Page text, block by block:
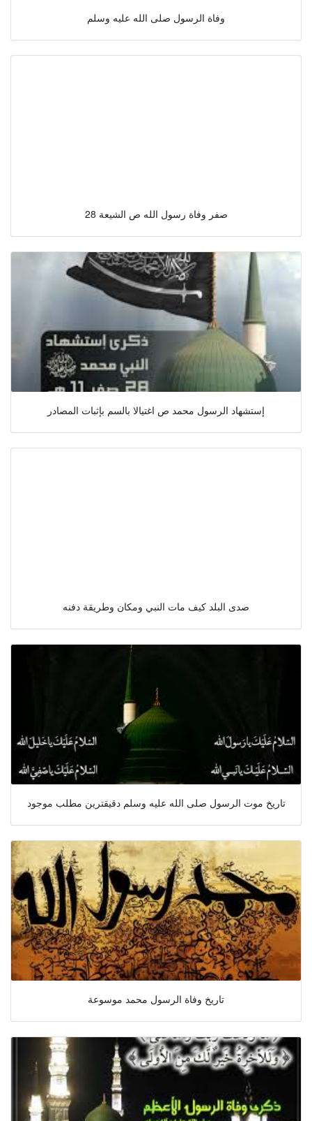
وفاة الرسول صلى الله عليه وسلم
28 صفر وفاة رسول الله ص الشیعة
إستشهاد الرسول محمد ص اغتيالا بالسم بإثبات المصادر
صدى البلد كيف مات النبي ومكان وطريقة دفنه
تاريخ موت الرسول صلى الله عليه وسلم دقیقترین مطلب موجود
تاريخ وفاة الرسول محمد موسوعة